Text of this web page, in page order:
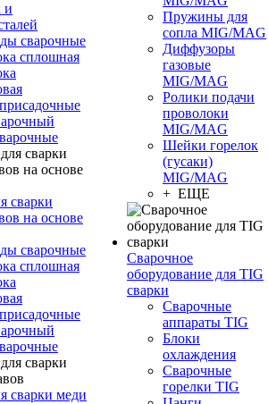
и
сварочные
сплошная
сварки
на основе
сварочные
сплошная
сварки меди
Пружины для
сопла MIG/MAG
Диффузоры
газовые
MIG/MAG
Ролики подачи
проволоки
MIG/MAG
Шейки горелок
(гусаки)
MIG/MAG
+ ЕЩЕ
Сварочное
оборудование для TIG
сварки
Сварочные
аппараты TIG
Блоки
охлаждения
Сварочные
горелки TIG